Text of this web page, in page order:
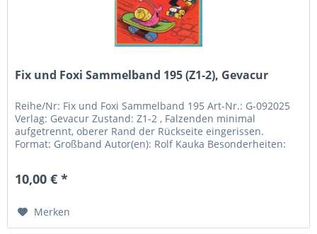
Fix und Foxi Sammelband 195 (Z1-2), Gevacur
Reihe/Nr: Fix und Foxi Sammelband 195 Art-Nr.: G-092025
Verlag: Gevacur Zustand: Z1-2 , Falzenden minimal
aufgetrennt, oberer Rand der Rückseite eingerissen.
Format: Großband Autor(en): Rolf Kauka Besonderheiten:
10,00 € *
Merken